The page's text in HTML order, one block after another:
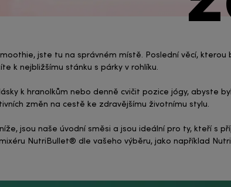
jste tu na správném místě. Poslední věcí,
k nejbližšímu stánku s párky v rohlíku.
k hranolkům nebo denně cvičit pozice jógy, abyste
změn na cestě ke zdravějšímu životnímu stylu.
jsou naše úvodní směsi a jsou ideální pro ty, kteří s
NutriBullet® dle vašeho výběru, jako například